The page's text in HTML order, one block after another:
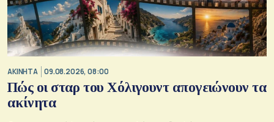
ΑΚΙΝΗΤΑ 09.08.2026, 08:00
Πώς οι σταρ του Χόλιγουντ απογειώνουν τα
ακίνητα